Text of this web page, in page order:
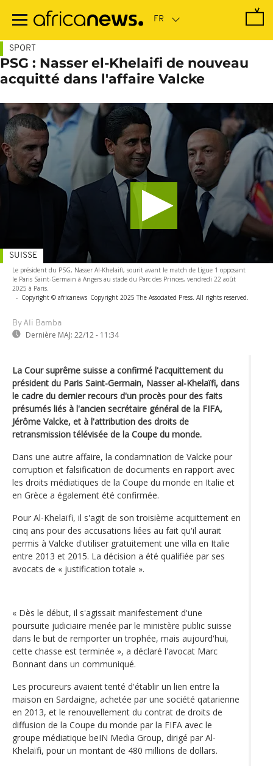
contenu
SPORT
PSG : Nasser el-Khelaifi de nouveau
acquitté dans l'affaire Valcke
Le président du PSG, Nasser Al-Khelaifi, sourit avant le match de Ligue 1 opposant
le Paris Saint-Germain à Angers au stade du Parc des Princes, vendredi 22 août
2025 à Paris.
- Copyright © africanews Copyright 2025 The Associated Press. All rights reserved.
By Ali Bamba
Dernière MAJ: 22/12 - 11:34
SUISSE
La Cour suprême suisse a confirmé l'acquittement du
président du Paris Saint-Germain, Nasser al-Khelaïfi, dans
le cadre du dernier recours d'un procès pour des faits
présumés liés à l'ancien secrétaire général de la FIFA,
Jérôme Valcke, et à l'attribution des droits de
retransmission télévisée de la Coupe du monde.
Dans une autre affaire, la condamnation de Valcke pour
corruption et falsification de documents en rapport avec
les droits médiatiques de la Coupe du monde en Italie et
en Grèce a également été confirmée.
Pour Al-Khelaïfi, il s'agit de son troisième acquittement en
cinq ans pour des accusations liées au fait qu'il aurait
permis à Valcke d'utiliser gratuitement une villa en Italie
entre 2013 et 2015. La décision a été qualifiée par ses
avocats de « justification totale ».
« Dès le début, il s'agissait manifestement d'une
poursuite judiciaire menée par le ministère public suisse
dans le but de remporter un trophée, mais aujourd'hui,
cette chasse est terminée », a déclaré l'avocat Marc
Bonnant dans un communiqué.
Les procureurs avaient tenté d'établir un lien entre la
maison en Sardaigne, achetée par une société qatarienne
en 2013, et le renouvellement du contrat de droits de
diffusion de la Coupe du monde par la FIFA avec le
groupe médiatique beIN Media Group, dirigé par Al-
Khelaïfi, pour un montant de 480 millions de dollars.